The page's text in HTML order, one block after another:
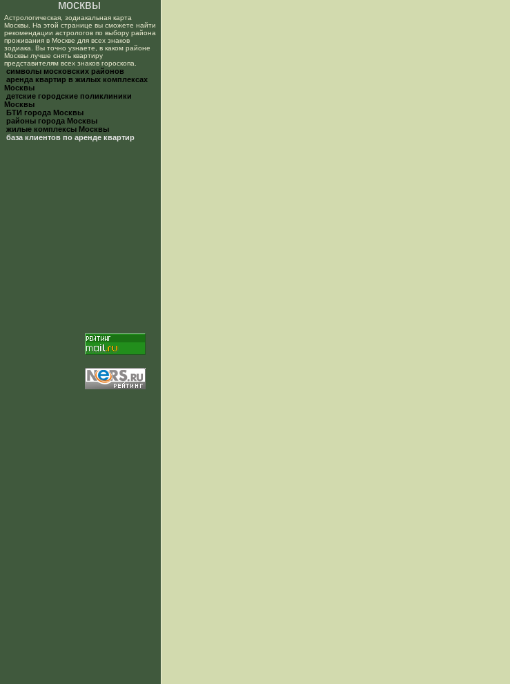
москвы
Астрологическая, зодиакальная карта
Москвы. На этой странице вы сможете найти
рекомендации астрологов по выбору района
проживания в Москве для всех знаков
зодиака. Вы точно узнаете, в каком районе
Москвы лучше снять квартиру
представителям всех знаков гороскопа.
cимволы московских районов
аренда квартир в жилых комплексах
Москвы
детские городские поликлиники
Москвы
БТИ города Москвы
районы города Москвы
жилые комплексы Москвы
база клиентов по аренде квартир